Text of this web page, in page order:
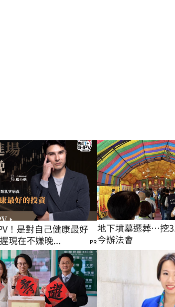
！是對自己健康最好
現在不嫌晚...
PR
地下墳墓遷葬…挖
今辦法會